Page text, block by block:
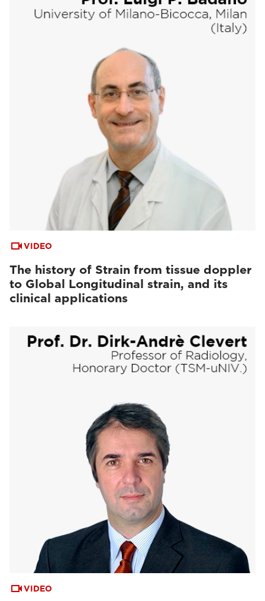
VIDEO
The history of Strain from tissue doppler
to Global Longitudinal strain, and its
clinical applications
VIDEO